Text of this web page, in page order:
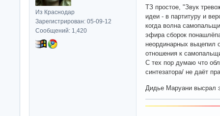
Из Краснодар
Зарегистрирован: 05-09-12
Сообщений: 1,420
ТЗ простое, "Звук
идеи - в партитуру и
когда волна
эфира сборок
неординарных выцепил
отношения к
С тех пор думаю что
синтезатора/ не даёт
Дидье Маруани высрал